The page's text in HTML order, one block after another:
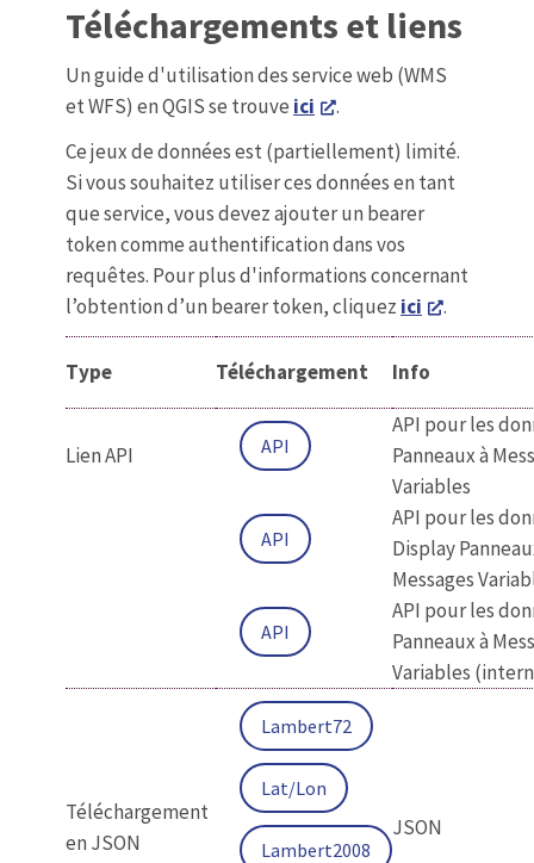
Téléchargements et liens
Un guide d'utilisation des service web (WMS
et WFS) en QGIS se trouve ici
.
Ce jeux de données est (partiellement) limité.
Si vous souhaitez utiliser ces données en tant
que service, vous devez ajouter un bearer
token comme authentification dans vos
requêtes. Pour plus d'informations concernant
l’obtention d’un bearer token, cliquez ici .
Type Téléchargement Info
Lien API API
API pour les
Panneaux à
Variables
API
API pour les
Display
Messages
API
API pour les
Panneaux à
Variables
Téléchargement
en JSON
Lambert72
Lat/Lon
Lambert2008
JSON